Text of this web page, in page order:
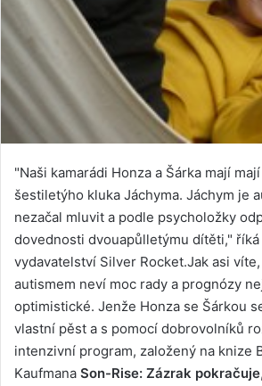
"Naši kamarádi Honza a Šárka mají
šestiletýho kluka Jáchyma. Jáchym je
nezačal mluvit a podle psycholožky
dovednosti dvouapůlletýmu dítěti," říká
vydavatelství Silver Rocket.Jak asi
autismem neví moc rady a prognózy
optimistické. Jenže Honza se Šárkou
vlastní pěst a s pomocí dobrovolníků
intenzivní program, založený na knize
Kaufmana Son-Rise: Zázrak pokračuje